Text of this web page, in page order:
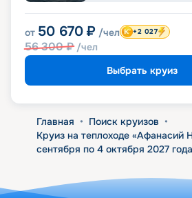
от 50 670 ₽ /чел
56 300₽ /чел
+2 027
Выбрать круиз
Главная • Поиск круизов •
Круиз на теплоходе «Афанасий
сентября по 4 октября 2027 года